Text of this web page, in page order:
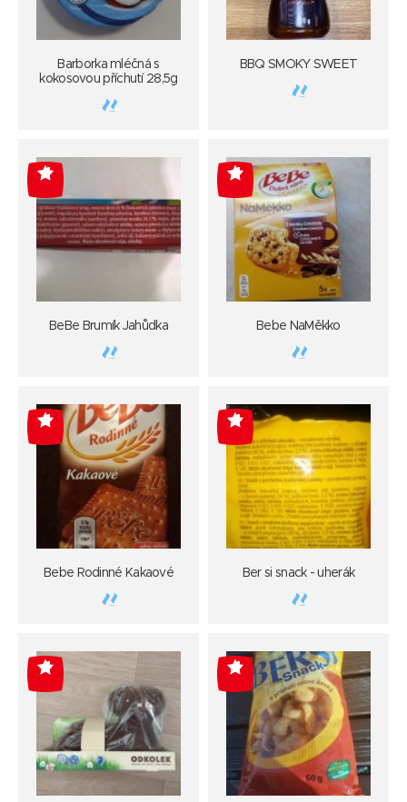
Barborka mléčná s
kokosovou příchutí 28,5g
BBQ SMOKY SWEET
-4
BeBe Brumík Jahůdka
-4
Bebe NaMěkko
-4
Bebe Rodinné Kakaové
-4
Ber si snack - uherák
-4 -4